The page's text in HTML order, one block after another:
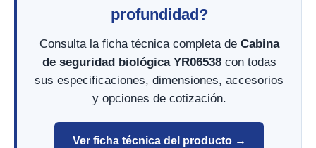
profundidad?
Consulta la ficha técnica completa de Cabina
de seguridad biológica YR06538con todas
sus especificaciones, dimensiones, accesorios
y opciones de cotización.
Ver ficha técnica del producto →